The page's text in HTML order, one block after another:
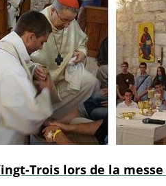
Trois lors de la